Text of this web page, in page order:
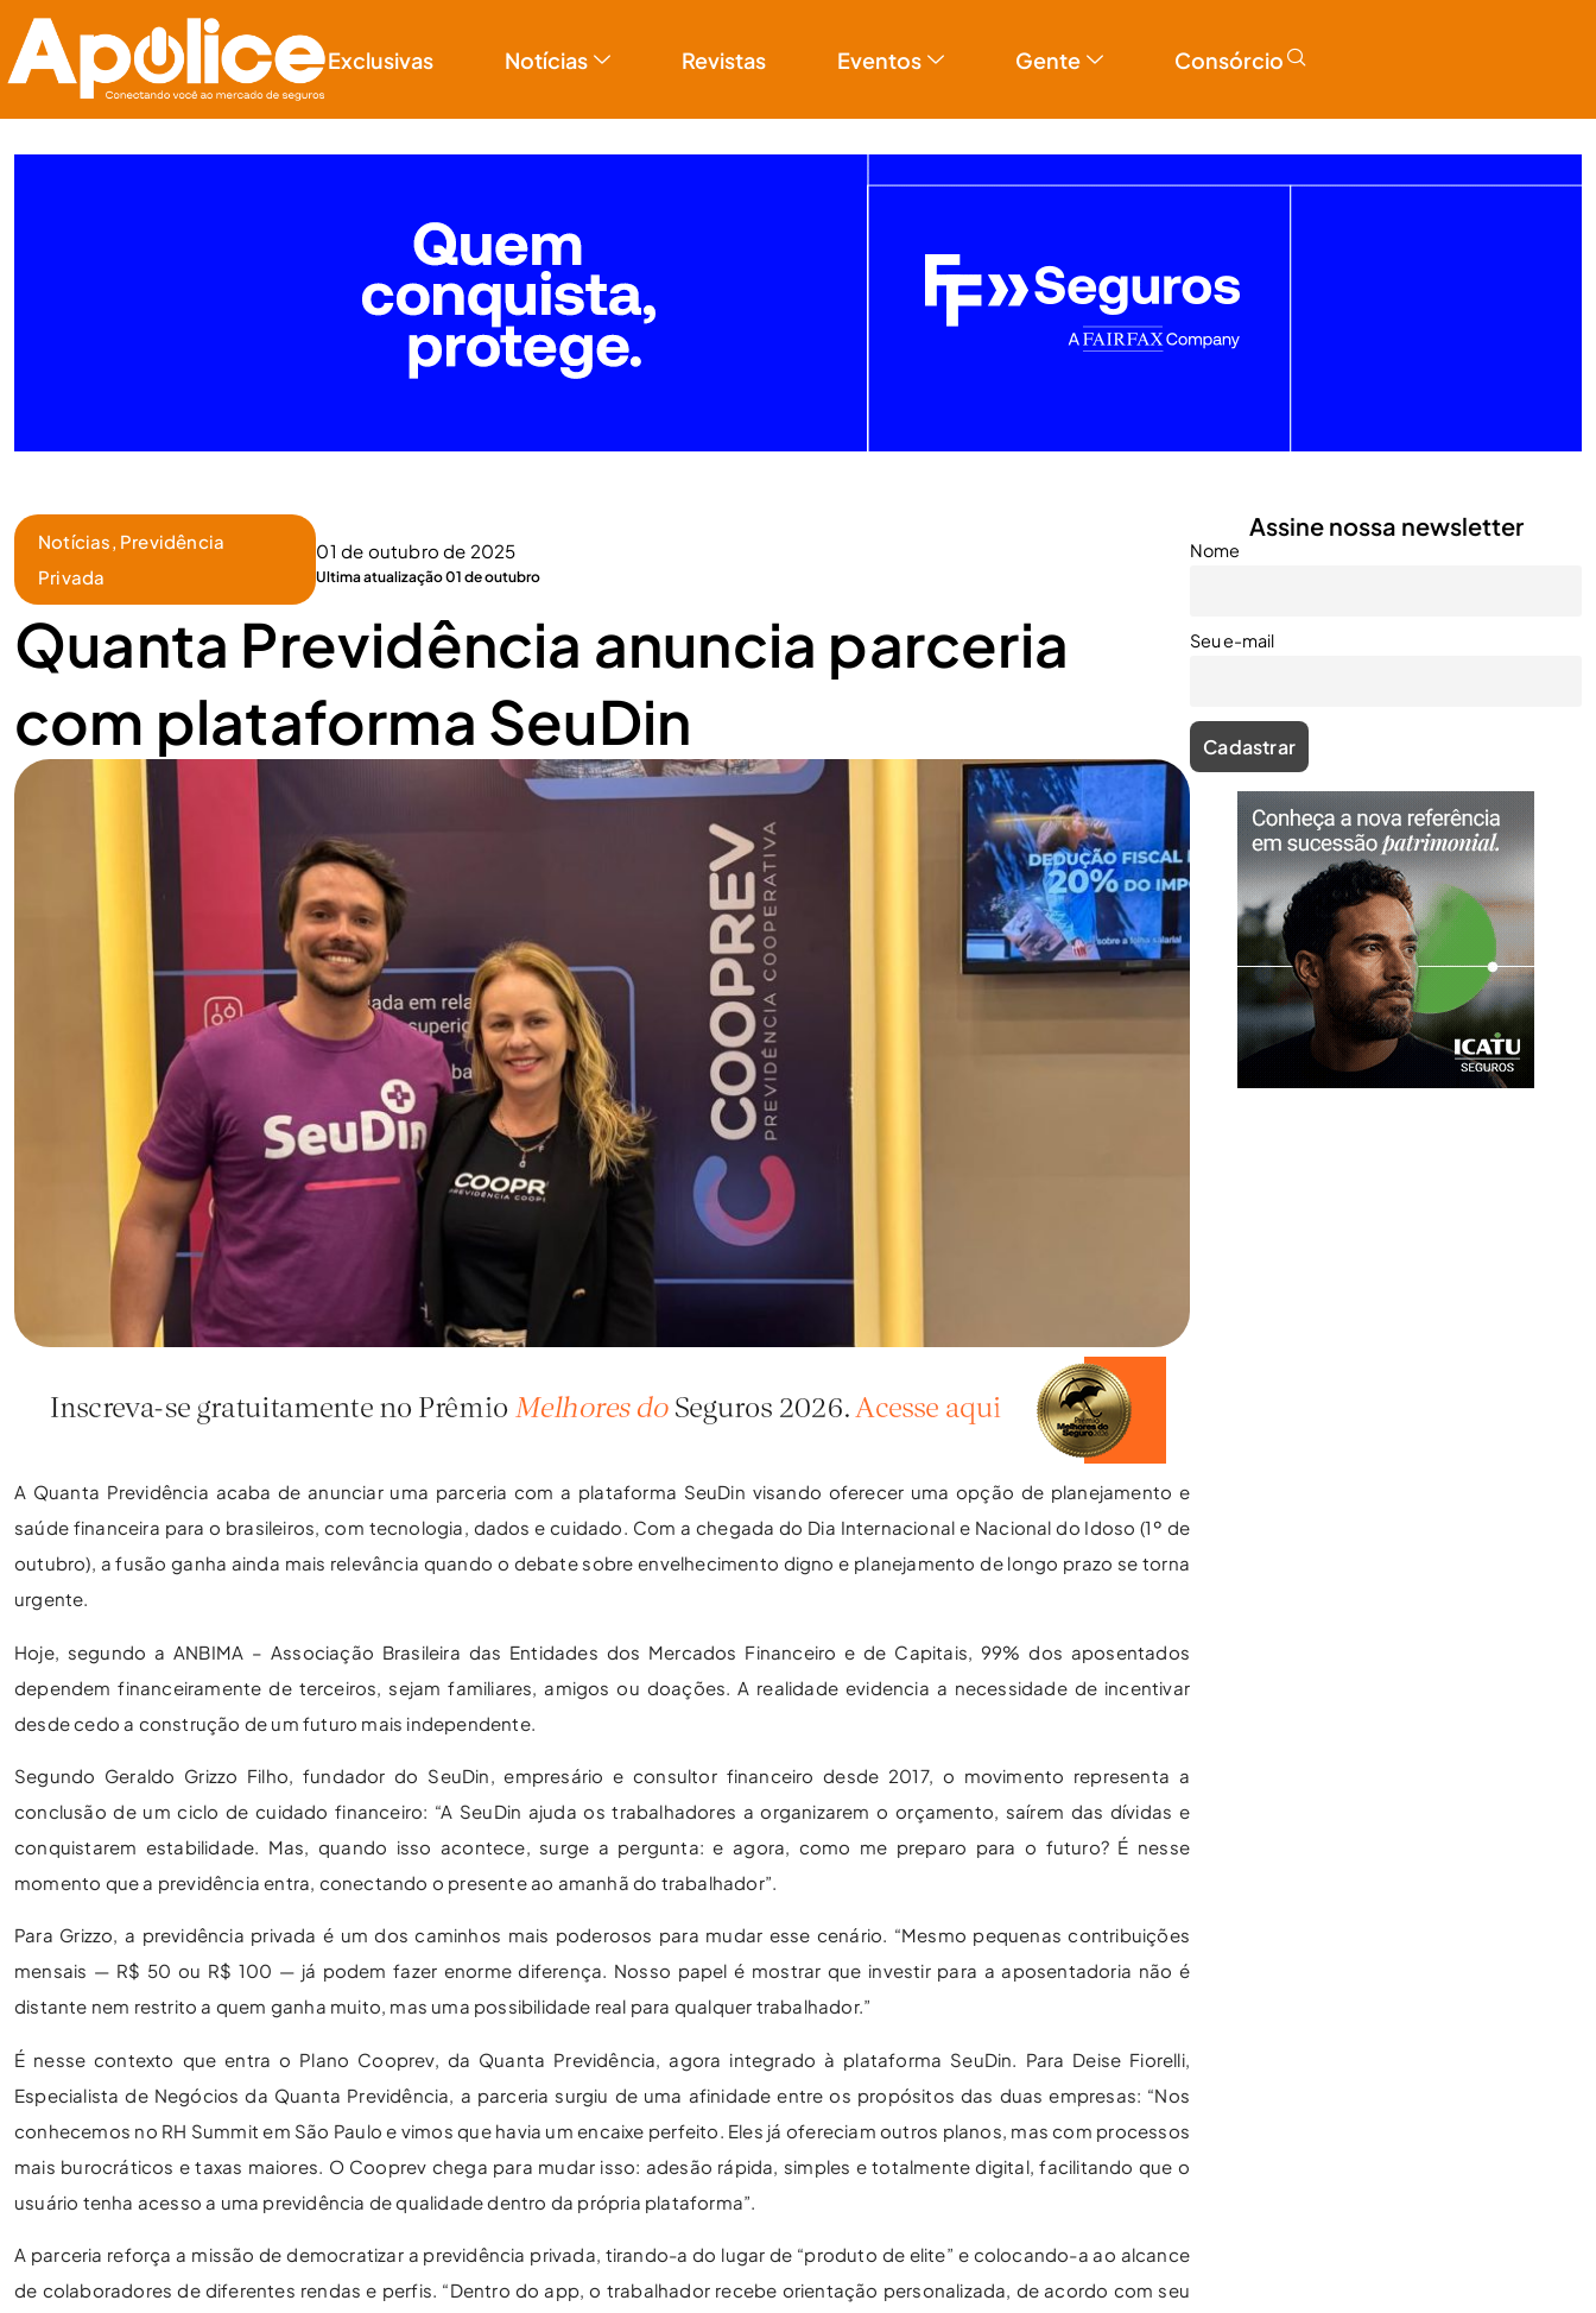
Exclusivas Notícias Revistas Eventos Gente Consórcio
Notícias, Previdência
Privada
01 de outubro de 2025
Ultima atualização 01 de outubro
Quanta Previdência anuncia parceria
com plataforma SeuDin
A Quanta Previdência acaba de anunciar uma parceria com a plataforma SeuDin visando oferecer uma opção de planejamento e
saúde financeira para o brasileiros, com tecnologia, dados e cuidado. Com a chegada do Dia Internacional e Nacional do Idoso (1º de
outubro), a fusão ganha ainda mais relevância quando o debate sobre envelhecimento digno e planejamento de longo prazo se torna
urgente.
Hoje, segundo a ANBIMA – Associação Brasileira das Entidades dos Mercados Financeiro e de Capitais, 99% dos aposentados
dependem financeiramente de terceiros, sejam familiares, amigos ou doações. A realidade evidencia a necessidade de incentivar
desde cedo a construção de um futuro mais independente.
Segundo Geraldo Grizzo Filho, fundador do SeuDin, empresário e consultor financeiro desde 2017, o movimento representa a
conclusão de um ciclo de cuidado financeiro: “A SeuDin ajuda os trabalhadores a organizarem o orçamento, saírem das dívidas e
conquistarem estabilidade. Mas, quando isso acontece, surge a pergunta: e agora, como me preparo para o futuro? É nesse
momento que a previdência entra, conectando o presente ao amanhã do trabalhador”.
Para Grizzo, a previdência privada é um dos caminhos mais poderosos para mudar esse cenário. “Mesmo pequenas contribuições
mensais — R$ 50 ou R$ 100 — já podem fazer enorme diferença. Nosso papel é mostrar que investir para a aposentadoria não é
distante nem restrito a quem ganha muito, mas uma possibilidade real para qualquer trabalhador.”
É nesse contexto que entra o Plano Cooprev, da Quanta Previdência, agora integrado à plataforma SeuDin. Para Deise Fiorelli,
Especialista de Negócios da Quanta Previdência, a parceria surgiu de uma afinidade entre os propósitos das duas empresas: “Nos
conhecemos no RH Summit em São Paulo e vimos que havia um encaixe perfeito. Eles já ofereciam outros planos, mas com processos
mais burocráticos e taxas maiores. O Cooprev chega para mudar isso: adesão rápida, simples e totalmente digital, facilitando que o
usuário tenha acesso a uma previdência de qualidade dentro da própria plataforma”.
A parceria reforça a missão de democratizar a previdência privada, tirando-a do lugar de “produto de elite” e colocando-a ao alcance
de colaboradores de diferentes rendas e perfis. “Dentro do app, o trabalhador recebe orientação personalizada, de acordo com seu
Assine nossa newsletter
Nome
Seu e-mail